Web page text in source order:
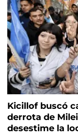
Kicillof buscó
derrota de
desestime la